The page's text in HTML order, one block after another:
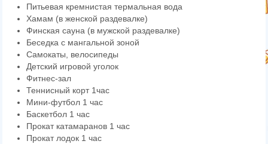
Питьевая кремнистая термальная вода
Хамам (в женской раздевалке)
Финская сауна (в мужской раздевалке)
Беседка с мангальной зоной
Самокаты, велосипеды
Детский игровой уголок
Фитнес-зал
Теннисный корт 1час
Мини-футбол 1 час
Баскетбол 1 час
Прокат катамаранов 1 час
Прокат лодок 1 час